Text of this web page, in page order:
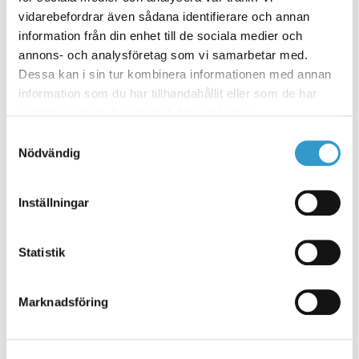
vidarebefordrar även sådana identifierare och annan
information från din enhet till de sociala medier och
annons- och analysföretag som vi samarbetar med.
Dessa kan i sin tur kombinera informationen med annan
information som du har tillhandahållit eller som de har
Nödvändig
Inställningar
Statistik
Marknadsföring
Från 96 722 kr
Enkelgarage 19505
Enkelgarage med sadeltak och liggande panel.
Ett litet garage men med allt som behövs.
1 st